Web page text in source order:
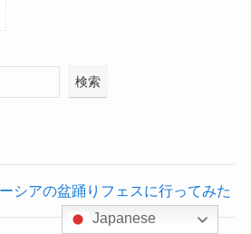
検索
シアの盆踊りフェスに行ってみた
Japanese